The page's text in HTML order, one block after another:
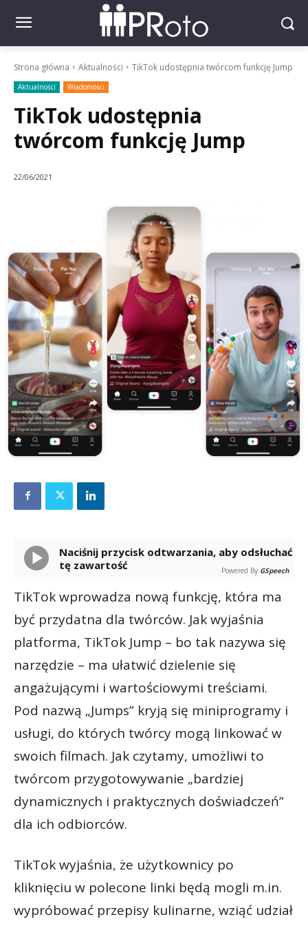
Strona główna Aktualności TikTok udostępnia twórcom funkcję Jump
Aktualności Wiadomości
TikTok udostępnia
twórcom funkcję Jump
22/06/2021
Naciśnij przycisk odtwarzania, aby odsłuchać
tę zawartość
Powered By GSpeech
TikTok wprowadza nową funkcję, która ma
być przydatna dla twórców. Jak wyjaśnia
platforma, TikTok Jump – bo tak nazywa się
narzędzie – ma ułatwić dzielenie się
angażującymi i wartościowymi treściami.
Pod nazwą „Jumps” kryją się miniprogramy i
usługi, do których twórcy mogą linkować w
swoich filmach. Jak czytamy, umożliwi to
twórcom przygotowywanie „bardziej
dynamicznych i praktycznych doświadczeń”
dla ich odbiorców.
TikTok wyjaśnia, że użytkownicy po
kliknięciu w polecone linki będą mogli m.in.
wypróbować przepisy kulinarne, wziąć udział